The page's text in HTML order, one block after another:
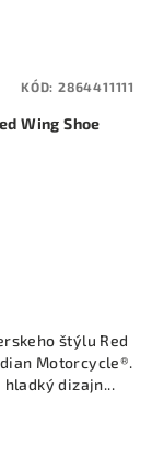
Wing Shoe
štýlu Red
Motorcycle®.
hladký dizajn...
KÓD: 2864411111